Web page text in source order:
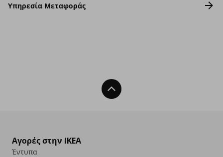
Υπηρεσία Μεταφοράς
Back To Top
Αγορές στην IKEA
Έντυπα